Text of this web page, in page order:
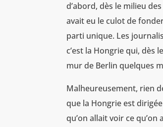
d’abord, dès le milieu
avait eu le culot de
parti unique. Les
c’est la Hongrie qui, dès
mur de Berlin quelques
Malheureusement, rien
que la Hongrie est
qu’on allait voir ce